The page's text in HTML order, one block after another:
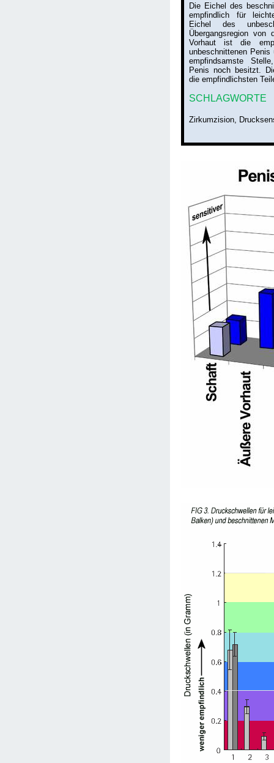
Die Eichel des
empfindlich für
Eichel des
Übergangsregion von
Vorhaut ist die
unbeschnittenen
empfindsamste
Penis noch besitzt.
die empfindlichsten
SCHLAGWORTE
Zirkumzision,